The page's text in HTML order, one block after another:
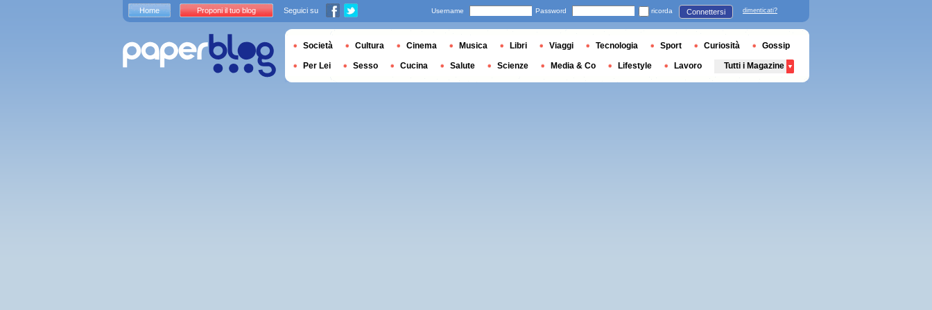
Home Proponi il tuo blog Seguici su Username Password ricorda Connettersi dimenticati?
Società Cultura Cinema Musica Libri Viaggi Tecnologia Sport Curiosità Gossip
Per Lei Sesso Cucina Salute Scienze Media & Co Lifestyle Lavoro Tutti i Magazine